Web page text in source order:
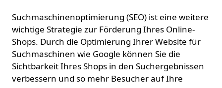
Suchmaschinenoptimierung (SEO) ist eine weitere
wichtige Strategie zur Förderung Ihres Online-
Shops. Durch die Optimierung Ihrer Website für
Suchmaschinen wie Google können Sie die
Sichtbarkeit Ihres Shops in den Suchergebnissen
verbessern und so mehr Besucher auf Ihre